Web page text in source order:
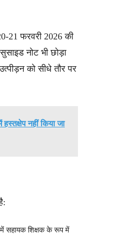
21 फरवरी 2026 की
नोट भी छोड़ा
को सीधे तौर पर
नहीं किया जा
में सहायक शिक्षक के रूप में